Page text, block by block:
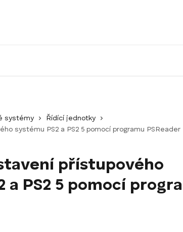
systémy
Řídící jednotky
systému PS2 a PS2 5 pomocí programu PSReader
přístupového
a PS2 5 pomocí